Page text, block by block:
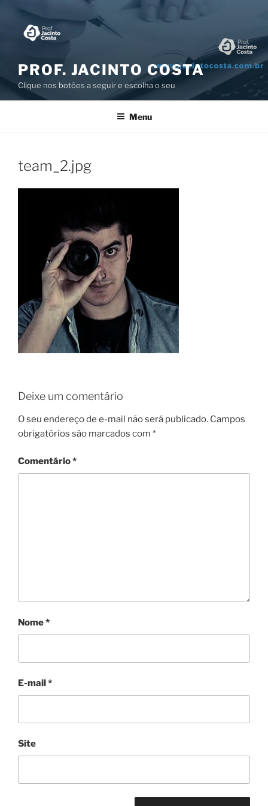
PROF. JACINTO COSTA
Clique nos botões a seguir e escolha o seu
Menu
team_2.jpg
Deixe um comentário
O seu endereço de e-mail não será publicado. Campos
obrigatórios são marcados com *
Comentário*
Nome*
E-mail*
Site